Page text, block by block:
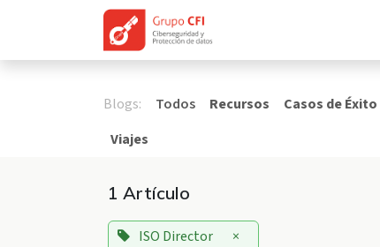
Blogs: Todos Recursos Casos de Éxito
Viajes
1 Artículo
ISO Director ×